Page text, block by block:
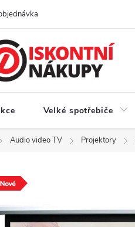
Velké spotřebiče
Audio video TV Projektory